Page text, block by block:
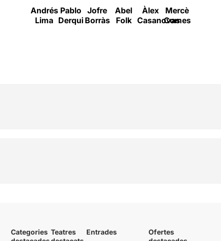
Andrés
Lima
Pablo
Derqui
Jofre
Borràs
Abel
Folk
Àlex
Casanovas
Mercè
Comes
Categories Teatres
Entrades
Ofertes